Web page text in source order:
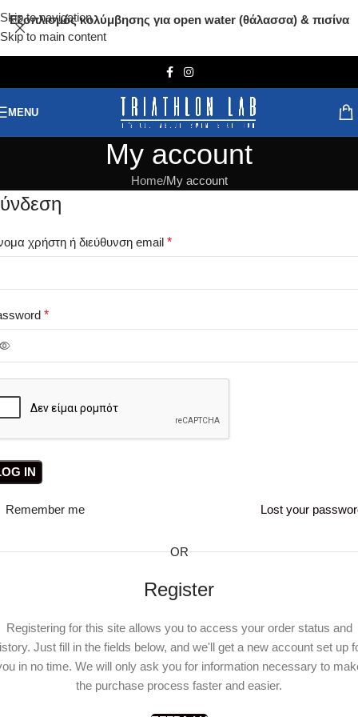
Skip to navigation
Skip to main content
Εξοπλισμός κολύμβησης για open water (θάλασσα) & πισίνα
MENU
My account
Home My account
χρήστη ή διεύθυνση email *
*
IN
Lost your
Remember me
OR
Register
Registering for this site allows you to access your order status and
Just fill in the fields below, and we'll get a new account set up
in no time. We will only ask you for information necessary to
the purchase process faster and easier.